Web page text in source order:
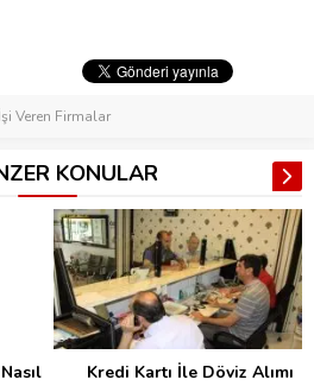
Veren Firmalar
KONULAR
Kredi Kartı İle Döviz Alımı